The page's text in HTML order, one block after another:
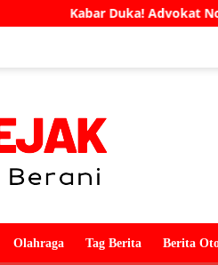
No Viral No Justice Cak
Olahraga Tag Berita Berita